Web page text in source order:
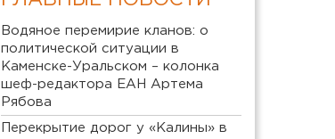
Водяное перемирие кланов: о
политической ситуации в
Каменске-Уральском – колонка
шеф-редактора ЕАН Артема
Рябова
Перекрытие дорог у «Калины» в